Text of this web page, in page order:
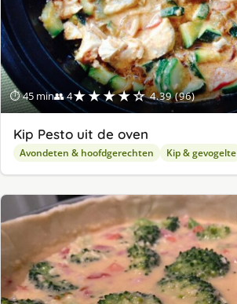
⏱ 45 min👥 4★★★★☆ 4.39 (96)
Kip Pesto uit de oven
Avondeten & hoofdgerechten Kip & gevogelte